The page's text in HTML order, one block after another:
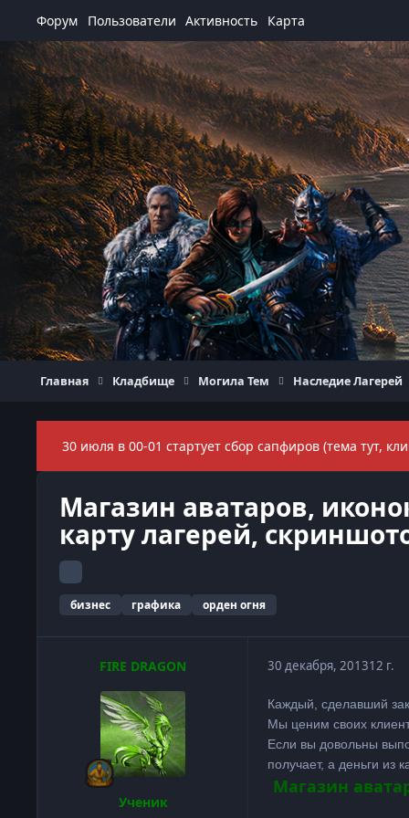
Форум Пользователи Активность Карта
Главная Кладбище Могила Тем Наследие Лагерей
30 июля в 00-01 стартует сбор сапфиров (тема тут,
Магазин аватаров,
карту лагерей,
бизнес графика орден огня
FIRE DRAGON
Ученик
30 декабря, 201312 г.
Каждый, сделавший
Мы ценим своих
Если вы довольны
получает, а деньги из
Магазин